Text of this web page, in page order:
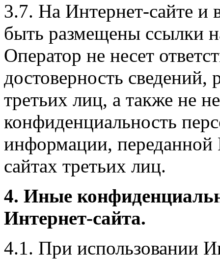
3.7. На Интернет-сайте
быть размещены ссылки
Оператор не несет
достоверность
третьих лиц, а также не
конфиденциальность
информации, переданной
сайтах третьих лиц.
4. Иные
Интернет-сайта.
4.1. При использовании